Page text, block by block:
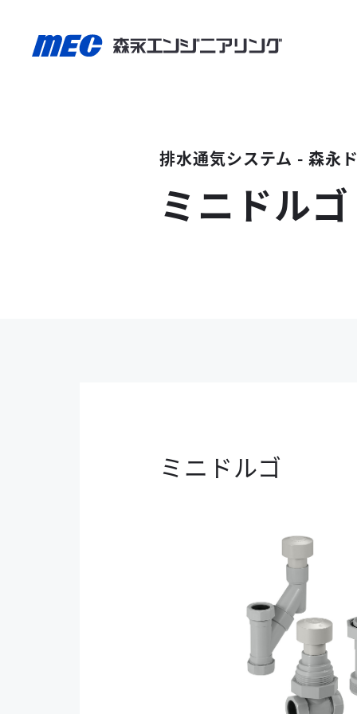
排水通気システム - 森永
ミニドルゴ
ミニドルゴ